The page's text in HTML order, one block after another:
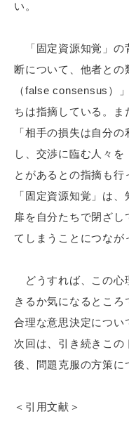
い。
「固定資源知覚」の
断について、他者と
（false consensus）
ちは指摘している。ま
「相手の損失は自分
し、交渉に臨む人々を
とがあるとの指摘も
「固定資源知覚」は
扉を自分たちで閉ざし
てしまうことにつなが
どうすれば、この心
きるか気になるとこ
合理な意思決定につい
次回は、引き続きこの
後、問題克服の方策に
＜引用文献＞